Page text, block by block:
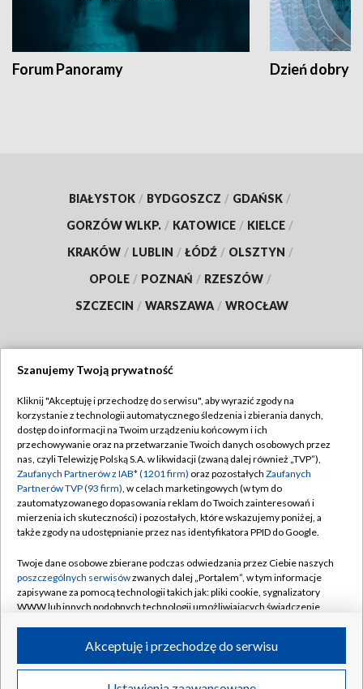
Forum Panoramy Dzień dobry
BIAŁYSTOK / BYDGOSZCZ / GDAŃSK /
GORZÓW WLKP. / KATOWICE / KIELCE /
KRAKÓW / LUBLIN / ŁÓDŹ / OLSZTYN /
OPOLE / POZNAŃ / RZESZÓW /
SZCZECIN / WARSZAWA / WROCŁAW
TVP
Abonament TVP
Emisja w TVP
Centrum informacji TVP
Naziemna Telewizja Cyfrowa
Rada Programowa
System NOS
Informacje o nadawcy
Program dla prasy
Regulamin TVP
Polityka prywatności
Moje zgody
Pomoc
Kontakt
Kanały
©2026 Telewizja Polska S.A. w likwidacji
Szanujemy Twoją prywatność
Kliknij "Akceptuję i przechodzę do serwisu", aby wyrazić zgody na
korzystanie z technologii automatycznego śledzenia i zbierania danych,
dostęp do informacji na Twoim urządzeniu końcowym i ich
przechowywanie oraz na przetwarzanie Twoich danych osobowych przez
nas, czyli Telewizję Polską S.A. w likwidacji (zwaną dalej również „TVP”),
Zaufanych Partnerów z IAB* (1201 firm) oraz pozostałych Zaufanych
Partnerów TVP (93 firm), w celach marketingowych (w tym do
zautomatyzowanego dopasowania reklam do Twoich zainteresowań i
mierzenia ich skuteczności) i pozostałych, które wskazujemy poniżej, a
także zgody na udostępnianie przez nas identyfikatora PPID do Google.
Twoje dane osobowe zbierane podczas odwiedzania przez Ciebie naszych
poszczególnych serwisówzwanych dalej „Portalem”, w tym informacje
zapisywane za pomocą technologii takich jak: pliki cookie, sygnalizatory
WWW lub innych podobnych technologii umożliwiających świadczenie
ruchu w Internecie.
Twoje dane osobowe zbierane podczas odwiedzania przez Ciebie
Akceptuję i przechodzę do serwisu